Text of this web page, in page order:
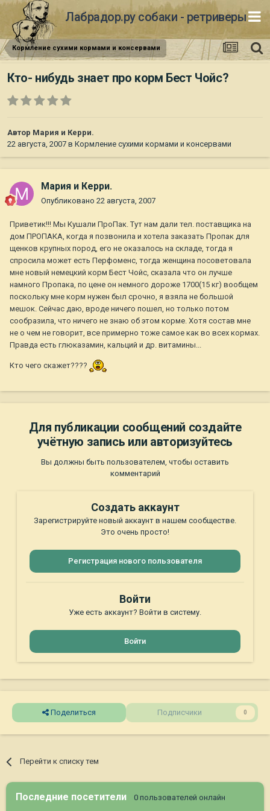
Лабрадор.ру собаки - ретриверы
Кормление сухими кормами и консервами
Кто- нибудь знает про корм Бест Чойс?
Автор Мария и Керри.
22 августа, 2007 в Кормление сухими кормами и консервами
Мария и Керри.
Опубликовано 22 августа, 2007
Приветик!!! Мы Кушали ПроПак. Тут нам дали тел. поставщика на
дом ПРОПАКА, когда я позвонила и хотела заказать Пропак для
щенков крупных пород, его не оказалось на складе, тогда я
спросила может есть Перфоменс, тогда женщина посоветовала
мне новый немецкий корм Бест Чойс, сказала что он лучше
намного Пропака, по цене он немного дороже 1700(15 кг) вообщем
поскольку мне корм нужен был срочно, я взяла не большой
мешок. Сейчас даю, вроде ничего пошел, но только потом
сообразила, что ничего не знаю об этом корме. Хотя состав мне
не о чем не говорит, все примерно тоже самое как во всех кормах.
Правда есть глюказамин, кальций и др. витамины...
Кто чего скажет????
Для публикации сообщений создайте
учётную запись или авторизуйтесь
Вы должны быть пользователем, чтобы оставить
комментарий
Создать аккаунт
Зарегистрируйте новый аккаунт в нашем сообществе.
Это очень просто!
Регистрация нового пользователя
Войти
Уже есть аккаунт? Войти в систему.
Войти
Поделиться Подписчики 0
Перейти к списку тем
Последние посетители 0 пользователей онлайн